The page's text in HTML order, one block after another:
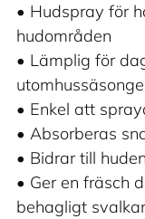
• Hudspray för
hudområden
• Lämplig för
• Enkel att
• Absorberas
• Bidrar till
• Ger en fräsch
behagligt